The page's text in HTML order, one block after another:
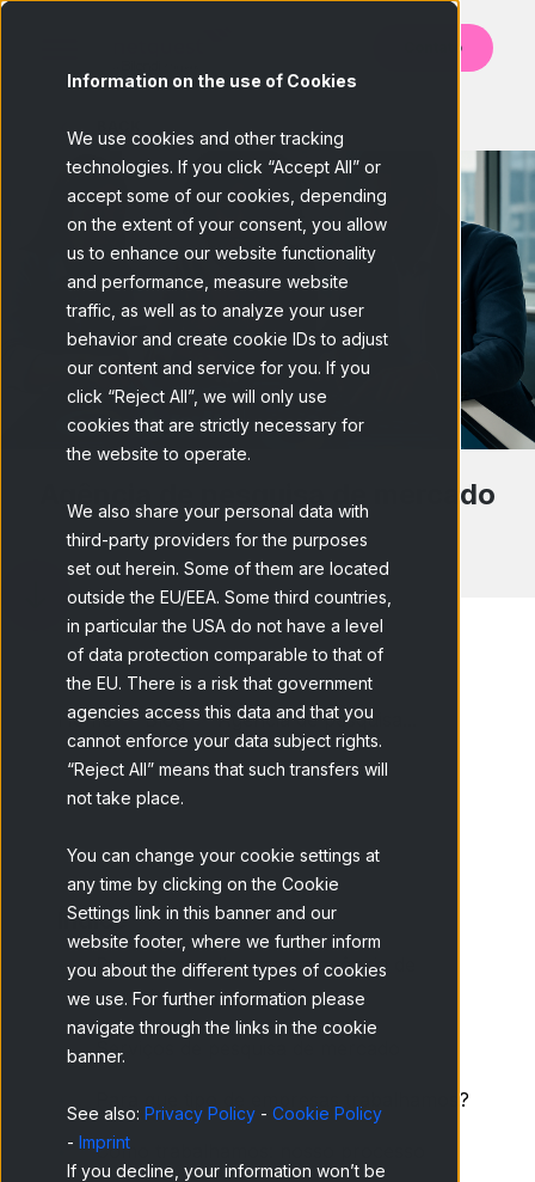
Information on the use of Cookies
We use cookies and other tracking
technologies. If you click “Accept All” or
accept some of our cookies, depending
on the extent of your consent, you allow
us to enhance our website functionality
and performance, measure website
traffic, as well as to analyze your user
behavior and create cookie IDs to adjust
our content and service for you. If you
click “Reject All”, we will only use
cookies that are strictly necessary for
the website to operate.
We also share your personal data with
third-party providers for the purposes
set out herein. Some of them are located
outside the EU/EEA. Some third countries,
in particular the USA do not have a level
of data protection comparable to that of
the EU. There is a risk that government
agencies access this data and that you
cannot enforce your data subject rights.
“Reject All” means that such transfers will
not take place.
You can change your cookie settings at
any time by clicking on the Cookie
Settings link in this banner and our
website footer, where we further inform
you about the different types of cookies
we use. For further information please
navigate through the links in the cookie
banner.
See also: Privacy Policy - Cookie Policy
- Imprint
If you decline, your information won’t be
Contato
Agência de pesquisa de mercado
Home Blog Agência de pesquisa...
Índice
Por que escolher nossa agência de
pesquisa de mercado?
Serviços de pesquisa de mercado
Para que tipo de empresas trabalhamos?
Como trabalhamos: nosso processo